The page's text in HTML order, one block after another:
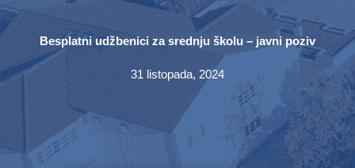
Besplatni udžbenici za srednju školu – javni poziv
31 listopada, 2024